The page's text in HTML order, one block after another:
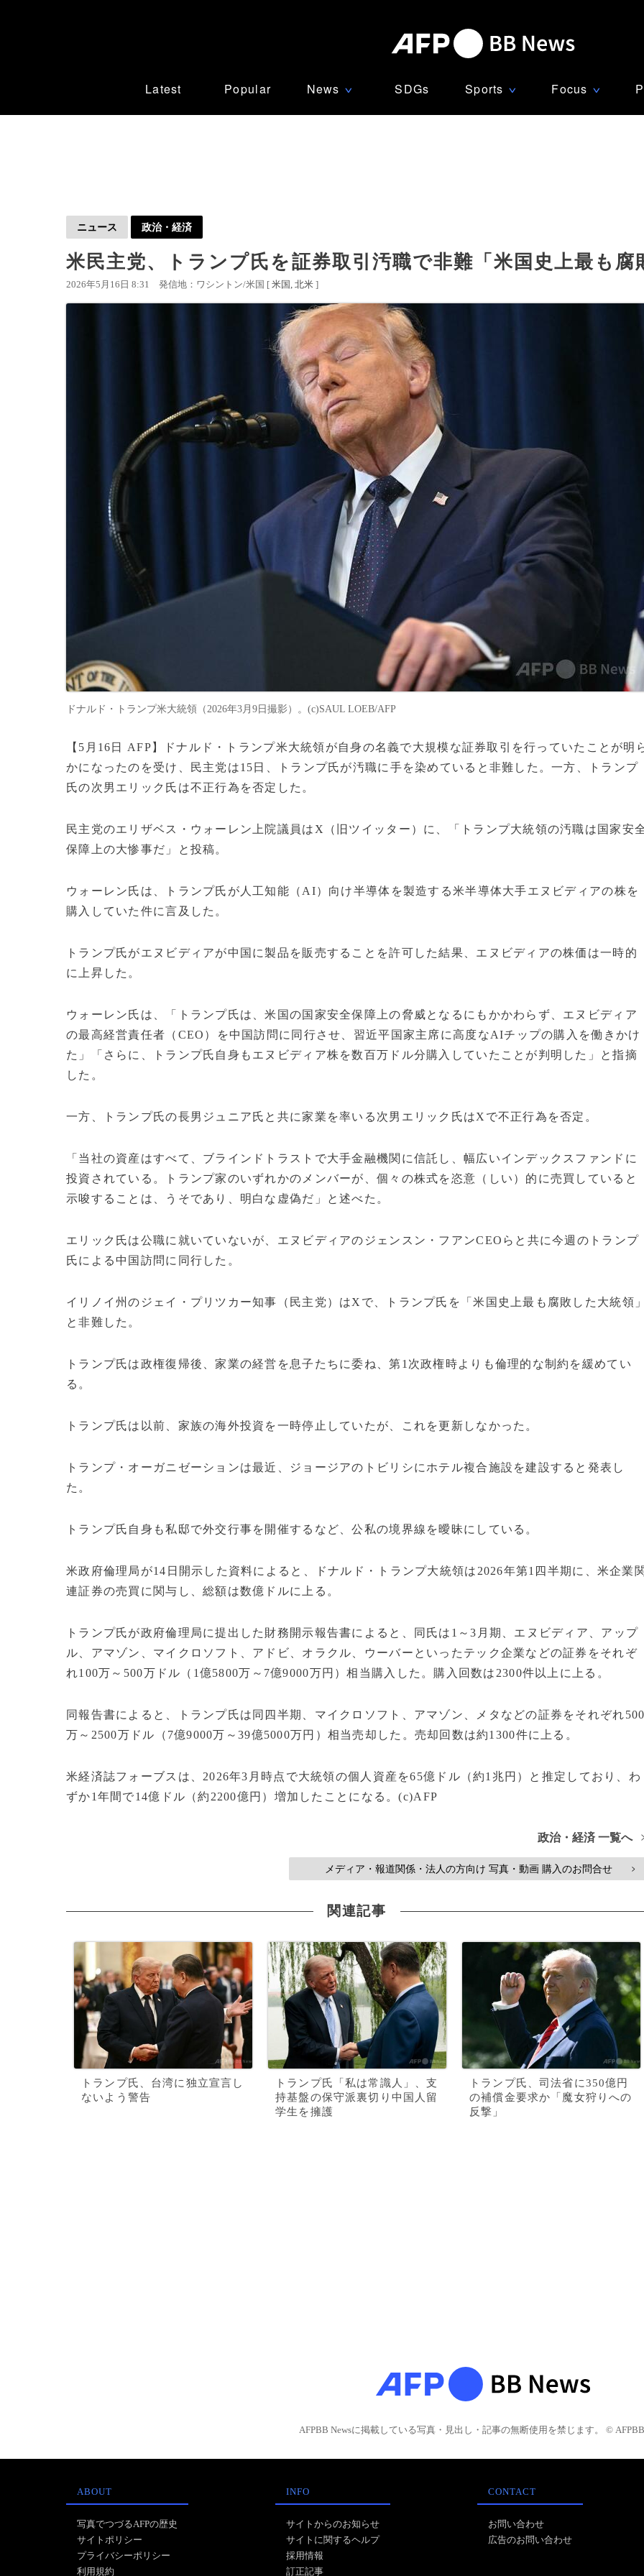
Latest Popular News ∨ SDGs Sports ∨ Focus ∨
ニュース 政治・経済
米民主党、トランプ氏を証券取引汚職で非難「米国史上最も腐
2026年5月16日 8:31 発信地：ワシントン/米国 [ 米国 北米 ]
ドナルド・トランプ米大統領（2026年3月9日撮影）。(c)SAUL LOEB/AFP
【5月16日 AFP】ドナルド・トランプ米大統領が自身の名義で大規模な証券取引を行っていたことが明
かになったのを受け、民主党は15日、トランプ氏が汚職に手を染めていると非難した。一方、トランプ
氏の次男エリック氏は不正行為を否定した。
民主党のエリザベス・ウォーレン上院議員はX（旧ツイッター）に、「トランプ大統領の汚職は国家安
保障上の大惨事だ」と投稿。
ウォーレン氏は、トランプ氏が人工知能（AI）向け半導体を製造する米半導体大手エヌビディアの株を
購入していた件に言及した。
トランプ氏がエヌビディアが中国に製品を販売することを許可した結果、エヌビディアの株価は一時的
に上昇した。
ウォーレン氏は、「トランプ氏は、米国の国家安全保障上の脅威となるにもかかわらず、エヌビディア
の最高経営責任者（CEO）を中国訪問に同行させ、習近平国家主席に高度なAIチップの購入を働きかけ
た」「さらに、トランプ氏自身もエヌビディア株を数百万ドル分購入していたことが判明した」と指摘
した。
一方、トランプ氏の長男ジュニア氏と共に家業を率いる次男エリック氏はXで不正行為を否定。
「当社の資産はすべて、ブラインドトラストで大手金融機関に信託し、幅広いインデックスファンドに
投資されている。トランプ家のいずれかのメンバーが、個々の株式を恣意（しい）的に売買していると
示唆することは、うそであり、明白な虚偽だ」と述べた。
エリック氏は公職に就いていないが、エヌビディアのジェンスン・フアンCEOらと共に今週のトランプ
氏による中国訪問に同行した。
イリノイ州のジェイ・プリツカー知事（民主党）はXで、トランプ氏を「米国史上最も腐敗した大統領
と非難した。
トランプ氏は政権復帰後、家業の経営を息子たちに委ね、第1次政権時よりも倫理的な制約を緩めてい
る。
トランプ氏は以前、家族の海外投資を一時停止していたが、これを更新しなかった。
トランプ・オーガニゼーションは最近、ジョージアのトビリシにホテル複合施設を建設すると発表し
た。
トランプ氏自身も私邸で外交行事を開催するなど、公私の境界線を曖昧にしている。
米政府倫理局が14日開示した資料によると、ドナルド・トランプ大統領は2026年第1四半期に、米企業
連証券の売買に関与し、総額は数億ドルに上る。
トランプ氏が政府倫理局に提出した財務開示報告書によると、同氏は1～3月期、エヌビディア、アップ
ル、アマゾン、マイクロソフト、アドビ、オラクル、ウーバーといったテック企業などの証券をそれぞ
れ100万～500万ドル（1億5800万～7億9000万円）相当購入した。購入回数は2300件以上に上る。
同報告書によると、トランプ氏は同四半期、マイクロソフト、アマゾン、メタなどの証券をそれぞれ
万～2500万ドル（7億9000万～39億5000万円）相当売却した。売却回数は約1300件に上る。
米経済誌フォーブスは、2026年3月時点で大統領の個人資産を65億ドル（約1兆円）と推定しており、わ
ずか1年間で14億ドル（約2200億円）増加したことになる。(c)AFP
政治・経済 一覧へ
メディア・報道関係・法人の方向け 写真・動画 購入のお問合せ >
関連記事
トランプ氏、台湾に独立宣言し
ないよう警告
トランプ氏「私は常識人」、支
持基盤の保守派裏切り中国人留
学生を擁護
トランプ氏、司法省に350億円
の補償金要求か「魔女狩りへの
反撃」
AFPBB Newsに掲載している写真・見出し・記事の無断使用を禁じます。 © AFPBB
ABOUT
写真でつづるAFPの歴史
サイトポリシー
プライバシーポリシー
利用規約
INFO
サイトからのお知らせ
サイトに関するヘルプ
採用情報
訂正記事
CONTACT
お問い合わせ
広告のお問い合わせ